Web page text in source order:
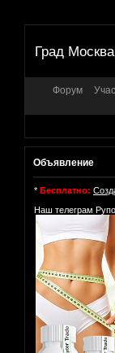
Град
Форум
Объявление
* Бесплатно:
Наш телеграм